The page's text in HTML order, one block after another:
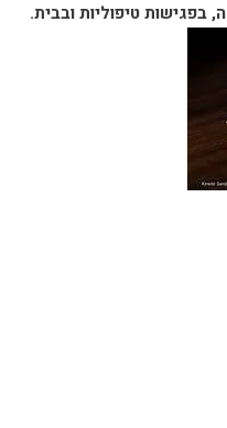
בפגישות טיפוליות ובבית.